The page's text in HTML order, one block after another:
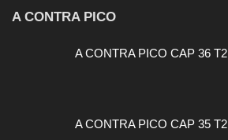
A CONTRA PICO
A CONTRA PICO CAP 36 T2
A CONTRA PICO CAP 35 T2